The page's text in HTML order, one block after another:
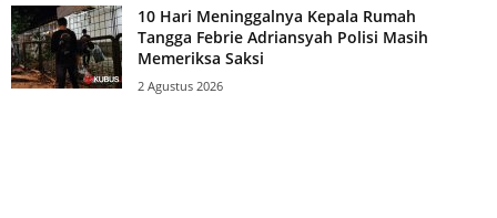
10 Hari Meninggalnya Kepala Rumah
Tangga Febrie Adriansyah Polisi Masih
Memeriksa Saksi
2 Agustus 2026